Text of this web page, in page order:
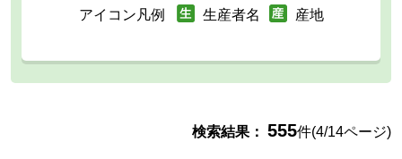
アイコン凡例 生産者名 産地
検索結果： 555件(4/14ページ)